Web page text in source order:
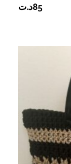
85د.ت